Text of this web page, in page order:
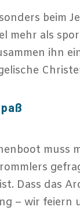
beim
mehr als
ihn
muss
Dass das
– wir feiern